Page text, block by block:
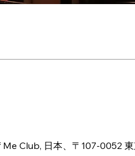
Club, 日本、〒107-0052